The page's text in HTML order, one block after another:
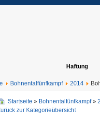
Haftung
Bohnentalfünfkampf 2014
Startseite » Bohnentalfünfkampf»
zur Kategorieübersicht